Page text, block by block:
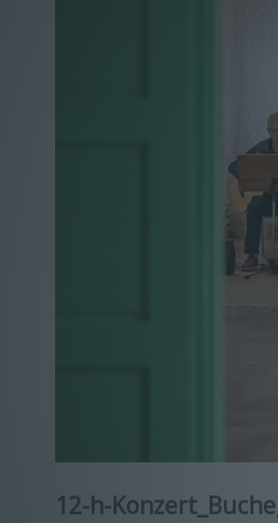
12-h-